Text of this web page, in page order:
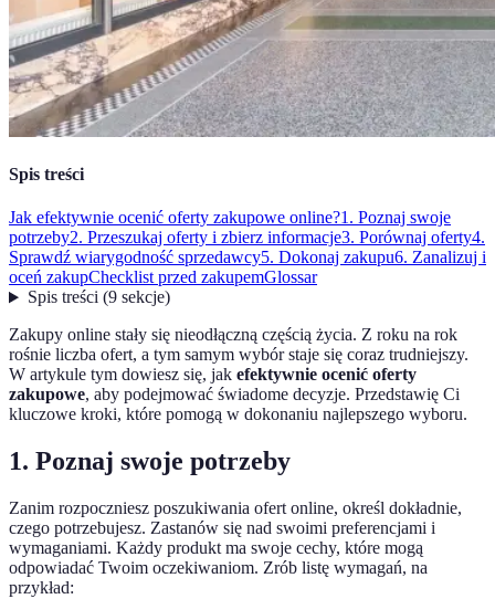
Spis treści
Jak efektywnie ocenić oferty zakupowe online?1. Poznaj swoje
potrzeby2. Przeszukaj oferty i zbierz informacje3. Porównaj oferty4.
Sprawdź wiarygodność sprzedawcy5. Dokonaj zakupu6. Zanalizuj i
oceń zakupChecklist przed zakupemGlossar
Spis treści(9 sekcje)
Zakupy online stały się nieodłączną częścią życia. Z roku na rok
rośnie liczba ofert, a tym samym wybór staje się coraz trudniejszy.
W artykule tym dowiesz się, jak efektywnie ocenić oferty
zakupowe, aby podejmować świadome decyzje. Przedstawię Ci
kluczowe kroki, które pomogą w dokonaniu najlepszego wyboru.
1. Poznaj swoje potrzeby
Zanim rozpoczniesz poszukiwania ofert online, określ dokładnie,
czego potrzebujesz. Zastanów się nad swoimi preferencjami i
wymaganiami. Każdy produkt ma swoje cechy, które mogą
odpowiadać Twoim oczekiwaniom. Zrób listę wymagań, na
przykład: